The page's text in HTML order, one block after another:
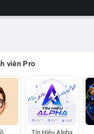
viên Pro
Tín Hiệu Alpha